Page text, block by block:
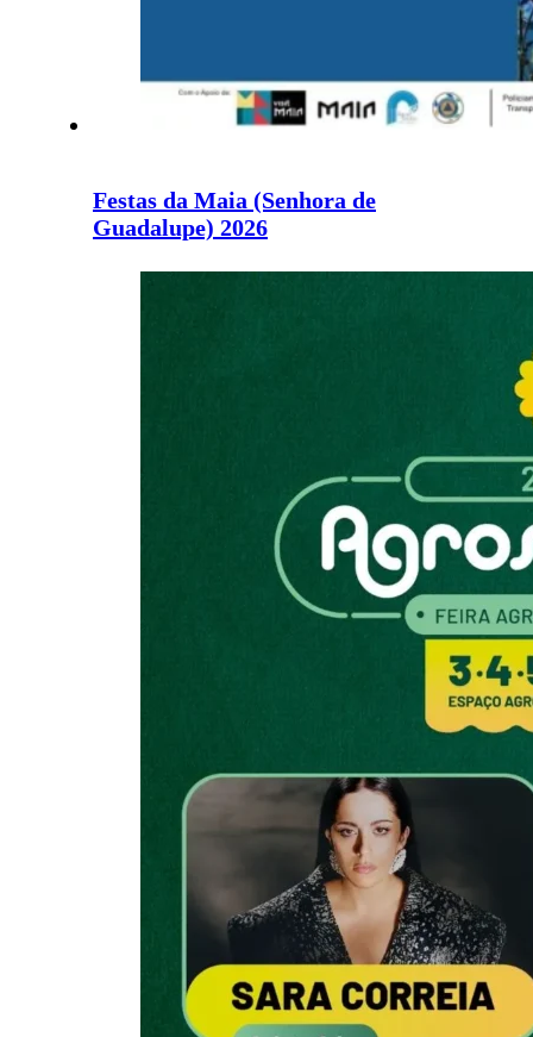
Festas da Maia (Senhora de
Guadalupe) 2026